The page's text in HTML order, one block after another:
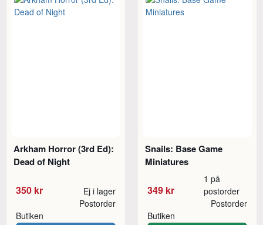
Arkham Horror (3rd Ed):
Dead of Night
350 kr Ej i lager
Butiken
Postorder
Snails: Base Game
Miniatures
349 kr
1 på
postorder
Butiken
Postorder